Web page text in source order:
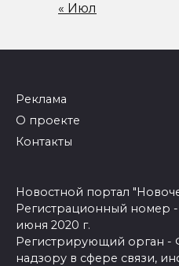
« Июл
Реклама
О проекте
Контакты
Новостной портал
Регистрационный номер
июня 2020 г.
Регистрирующий орган -
надзору в сфере связи,